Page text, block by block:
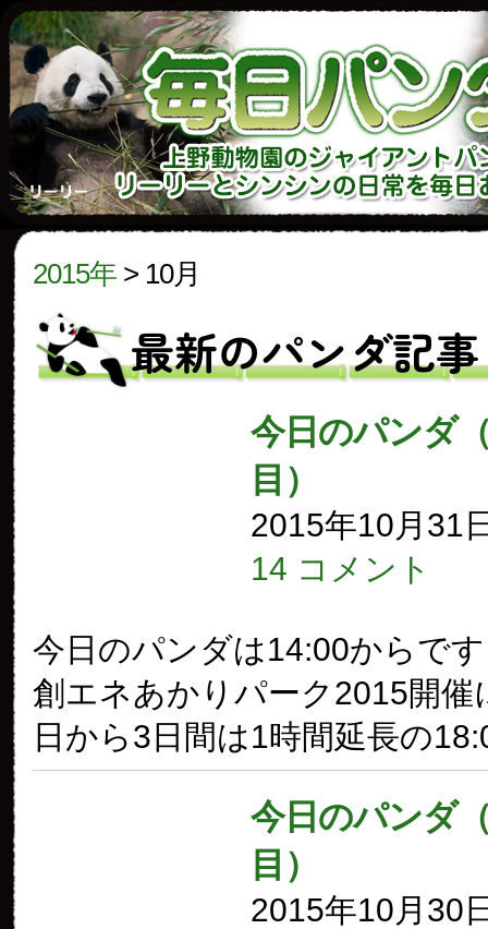
2015年 > 10月
最新のパンダ記事
今日のパンダ
目）
2015年10月31
14 コメント
今日のパンダは14:00からで
創エネあかりパーク2015開催
日から3日間は1時間延長の
今日のパンダ
目）
2015年10月30